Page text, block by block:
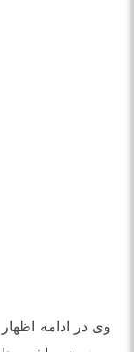
وی در ادامه